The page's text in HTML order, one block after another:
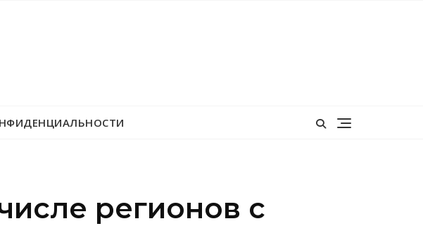
регионов с